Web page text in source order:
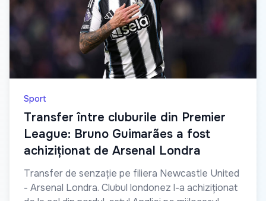
Sport
Transfer între cluburile din Premier
League: Bruno Guimarães a fost
achiziționat de Arsenal Londra
Transfer de senzație pe filiera Newcastle United
- Arsenal Londra. Clubul londonez l-a achiziționat